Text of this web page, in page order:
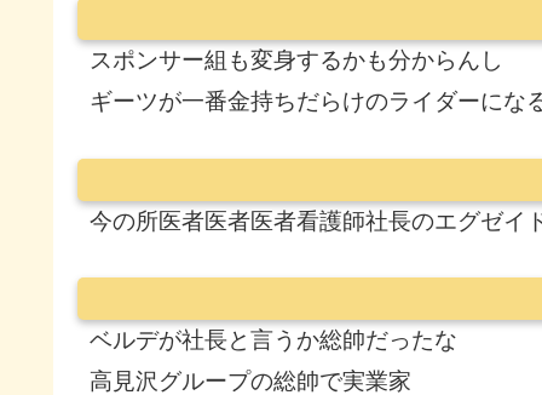
スポンサー組も変身するかも分からんし
ギーツが一番金持ちだらけのライダーにな
今の所医者医者医者看護師社長のエグゼイ
ベルデが社長と言うか総帥だったな
高見沢グループの総帥で実業家